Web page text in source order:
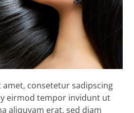
consetetur sadipscing
eirmod tempor invidunt ut
aliquyam erat, sed diam